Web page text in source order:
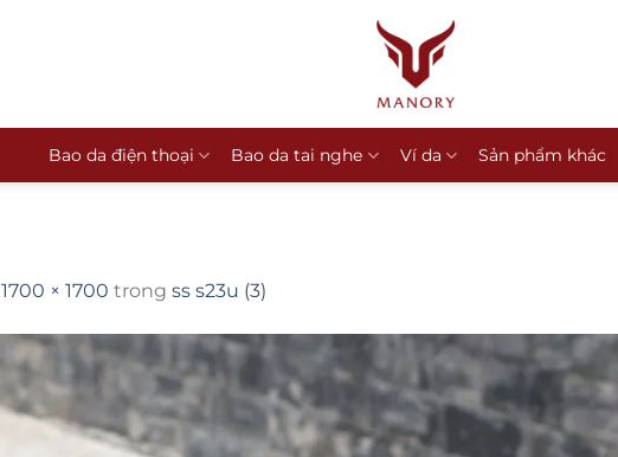
Bao da điện thoại Bao da tai nghe Ví da Sản phẩm khác
1700 × 1700 trong ss s23u (3)